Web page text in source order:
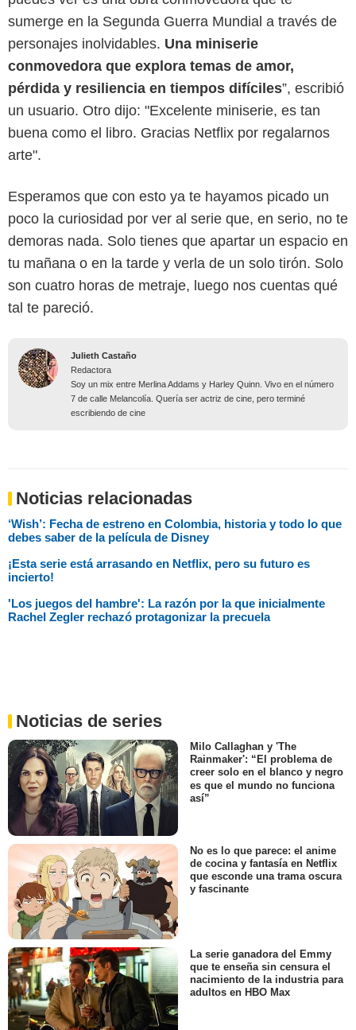
sumerge en la Segunda Guerra Mundial a través de
personajes inolvidables. Una miniserie
conmovedora que explora temas de amor,
pérdida y resiliencia en tiempos difíciles”, escribió
un usuario. Otro dijo: "Excelente miniserie, es tan
buena como el libro. Gracias Netflix por regalarnos
arte".
Esperamos que con esto ya te hayamos picado un
poco la curiosidad por ver al serie que, en serio, no te
demoras nada. Solo tienes que apartar un espacio en
tu mañana o en la tarde y verla de un solo tirón. Solo
son cuatro horas de metraje, luego nos cuentas qué
tal te pareció.
Julieth Castaño
Redactora
Soy un mix entre Merlina Addams y Harley Quinn. Vivo en el número
7 de calle Melancolía. Quería ser actriz de cine, pero terminé
escribiendo de cine
Noticias relacionadas
‘Wish’: Fecha de estreno en Colombia, historia y todo lo que
debes saber de la película de Disney
¡Esta serie está arrasando en Netflix, pero su futuro es
incierto!
'Los juegos del hambre': La razón por la que inicialmente
Rachel Zegler rechazó protagonizar la precuela
Noticias de series
Milo Callaghan y 'The
Rainmaker': “El problema de
creer solo en el blanco y negro
es que el mundo no funciona
así”
No es lo que parece: el anime
de cocina y fantasía en Netflix
que esconde una trama oscura
y fascinante
La serie ganadora del Emmy
que te enseña sin censura el
nacimiento de la industria para
adultos en HBO Max